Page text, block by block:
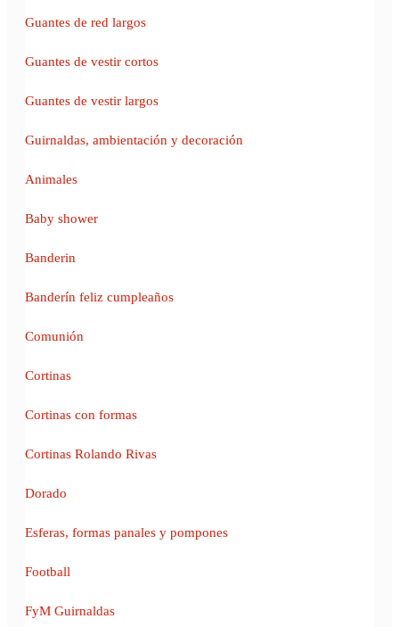
Guantes de red largos
Guantes de vestir cortos
Guantes de vestir largos
Guirnaldas, ambientación y decoración
Animales
Baby shower
Banderin
Banderín feliz cumpleaños
Comunión
Cortinas
Cortinas con formas
Cortinas Rolando Rivas
Dorado
Esferas, formas panales y pompones
Football
FyM Guirnaldas